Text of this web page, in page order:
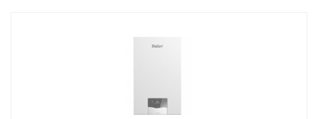
Напольные газовые котлы